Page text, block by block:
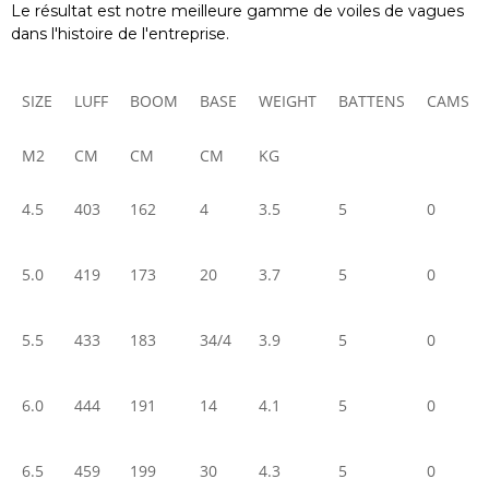
Le résultat est notre meilleure gamme de voiles de vagues
dans l'histoire de l'entreprise.
SIZE LUFF BOOM BASE WEIGHT BATTENS CAMS
M2 CM CM CM KG
4.5 403 162 4 3.5 5 0
5.0 419 173 20 3.7 5 0
5.5 433 183 34/4 3.9 5 0
6.0 444 191 14 4.1 5 0
6.5 459 199 30 4.3 5 0